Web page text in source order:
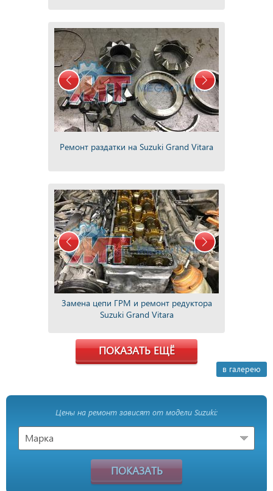
Ремонт раздатки на Suzuki Grand Vitara
Замена цепи ГРМ и ремонт редуктора
Suzuki Grand Vitara
ПОКАЗАТЬ ЕЩЁ
в галерею
Цены на ремонт зависят от модели Suzuki:
Марка
ПОКАЗАТЬ